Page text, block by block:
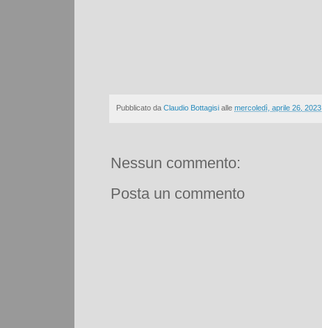
Pubblicato da Claudio Bottagisi alle mercoledì, aprile 26, 2023
Nessun commento:
Posta un commento